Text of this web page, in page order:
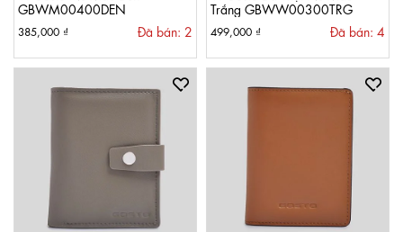
GBWM00400DEN
385,000 ₫ Đã bán: 2
Trắng GBWW00300TRG
499,000 ₫ Đã bán: 4